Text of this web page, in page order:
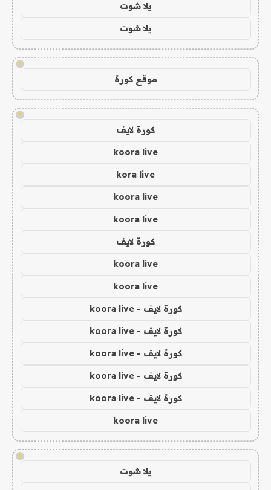
يلا شوت
يلا شوت
!
موقع كورة
!
كورة لايف
koora live
kora live
koora live
koora live
كورة لايف
koora live
koora live
كورة لايف - koora live
كورة لايف - koora live
كورة لايف - koora live
كورة لايف - koora live
كورة لايف - koora live
koora live
!
يلا شوت